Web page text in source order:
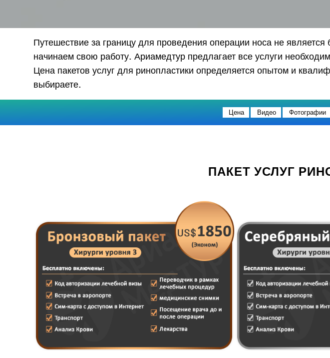
Путешествие за границу для проведения операции носа не
начинаем свою работу. Ариамедтур предлагает все услуги
Цена пакетов услуг для ринопластики определяется опытом и
выбираете.
Цена Видео Фотографии
ПАКЕТ УСЛУГ
Описание